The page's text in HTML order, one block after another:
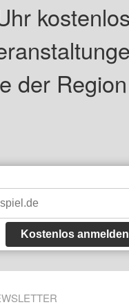
der
Kostenlos anmelden